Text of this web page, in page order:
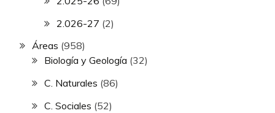
2.026-27 (2)
Áreas (958)
Biología y Geología (32)
C. Naturales (86)
C. Sociales (52)